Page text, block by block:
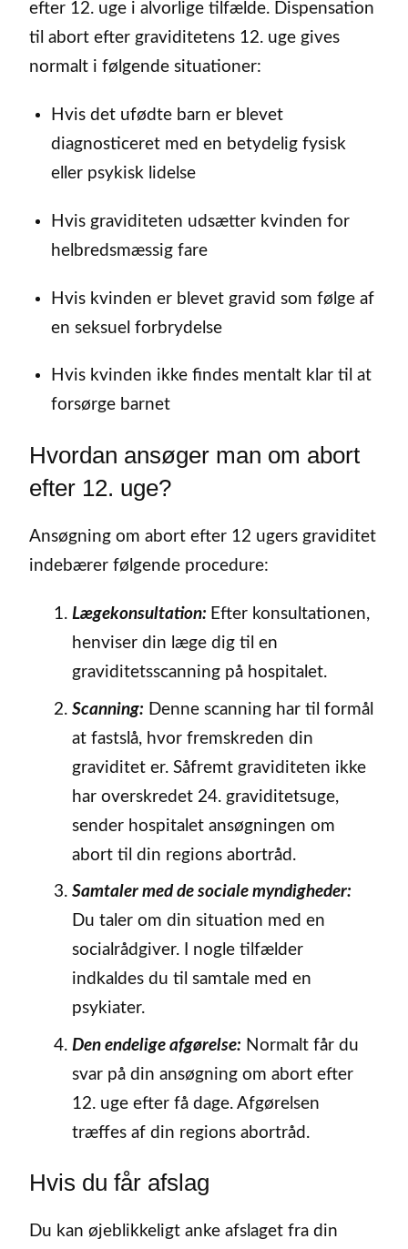
efter 12. uge i alvorlige tilfælde. Dispensation
til abort efter graviditetens 12. uge gives
normalt i følgende situationer:
Hvis det ufødte barn er blevet
diagnosticeret med en betydelig fysisk
eller psykisk lidelse
Hvis graviditeten udsætter kvinden for
helbredsmæssig fare
Hvis kvinden er blevet gravid som følge af
en seksuel forbrydelse
Hvis kvinden ikke findes mentalt klar til at
forsørge barnet
Hvordan ansøger man om abort
efter 12. uge?
Ansøgning om abort efter 12 ugers graviditet
indebærer følgende procedure:
Lægekonsultation: Efter konsultationen,
henviser din læge dig til en
graviditetsscanning på hospitalet.
Scanning: Denne scanning har til formål
at fastslå, hvor fremskreden din
graviditet er. Såfremt graviditeten ikke
har overskredet 24. graviditetsuge,
sender hospitalet ansøgningen om
abort til din regions abortråd.
Samtaler med de sociale myndigheder:
Du taler om din situation med en
socialrådgiver. I nogle tilfælder
indkaldes du til samtale med en
psykiater.
Den endelige afgørelse: Normalt får du
svar på din ansøgning om abort efter
12. uge efter få dage. Afgørelsen
træffes af din regions abortråd.
Hvis du får afslag
Du kan øjeblikkeligt anke afslaget fra din